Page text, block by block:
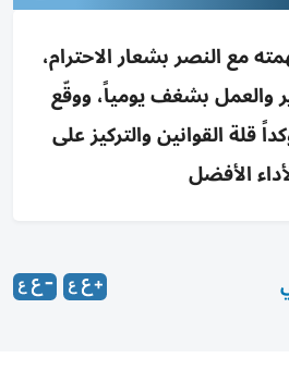
مع النصر بشعار الاحترام،
والعمل بشغف يومياً، ووقّع
قلة القوانين والتركيز على
الأفضل